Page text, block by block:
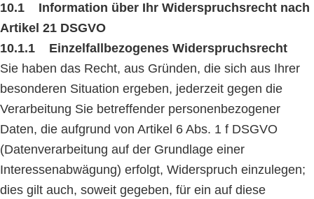
10.1 Information über Ihr Widerspruchsrecht nach
Artikel 21 DSGVO
10.1.1 Einzelfallbezogenes Widerspruchsrecht
Sie haben das Recht, aus Gründen, die sich aus Ihrer
besonderen Situation ergeben, jederzeit gegen die
Verarbeitung Sie betreffender personenbezogener
Daten, die aufgrund von Artikel 6 Abs. 1 f DSGVO
(Datenverarbeitung auf der Grundlage einer
Interessenabwägung) erfolgt, Widerspruch einzulegen;
dies gilt auch, soweit gegeben, für ein auf diese